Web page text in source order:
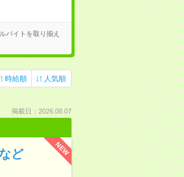
バイトを取り揃え
時給順 人気順
掲載日：2026.08.07
NEW
ど